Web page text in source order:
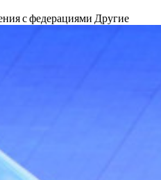
с федерациями Другие